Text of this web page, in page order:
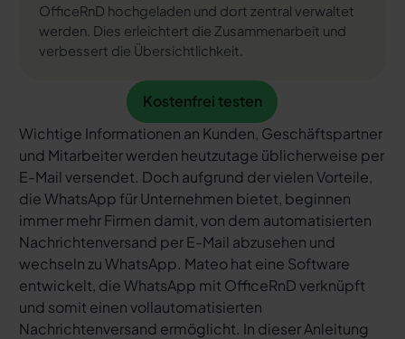
OfficeRnD hochgeladen und dort zentral verwaltet
werden. Dies erleichtert die Zusammenarbeit und
verbessert die Übersichtlichkeit.
Kostenfrei testen
Kostenfrei testen
Wichtige Informationen an Kunden, Geschäftspartner
und Mitarbeiter werden heutzutage üblicherweise per
E-Mail versendet. Doch aufgrund der vielen Vorteile,
die WhatsApp für Unternehmen bietet, beginnen
immer mehr Firmen damit, von dem automatisierten
Nachrichtenversand per E-Mail abzusehen und
wechseln zu WhatsApp. Mateo hat eine Software
entwickelt, die WhatsApp mit OfficeRnD verknüpft
und somit einen vollautomatisierten
Nachrichtenversand ermöglicht. In dieser Anleitung